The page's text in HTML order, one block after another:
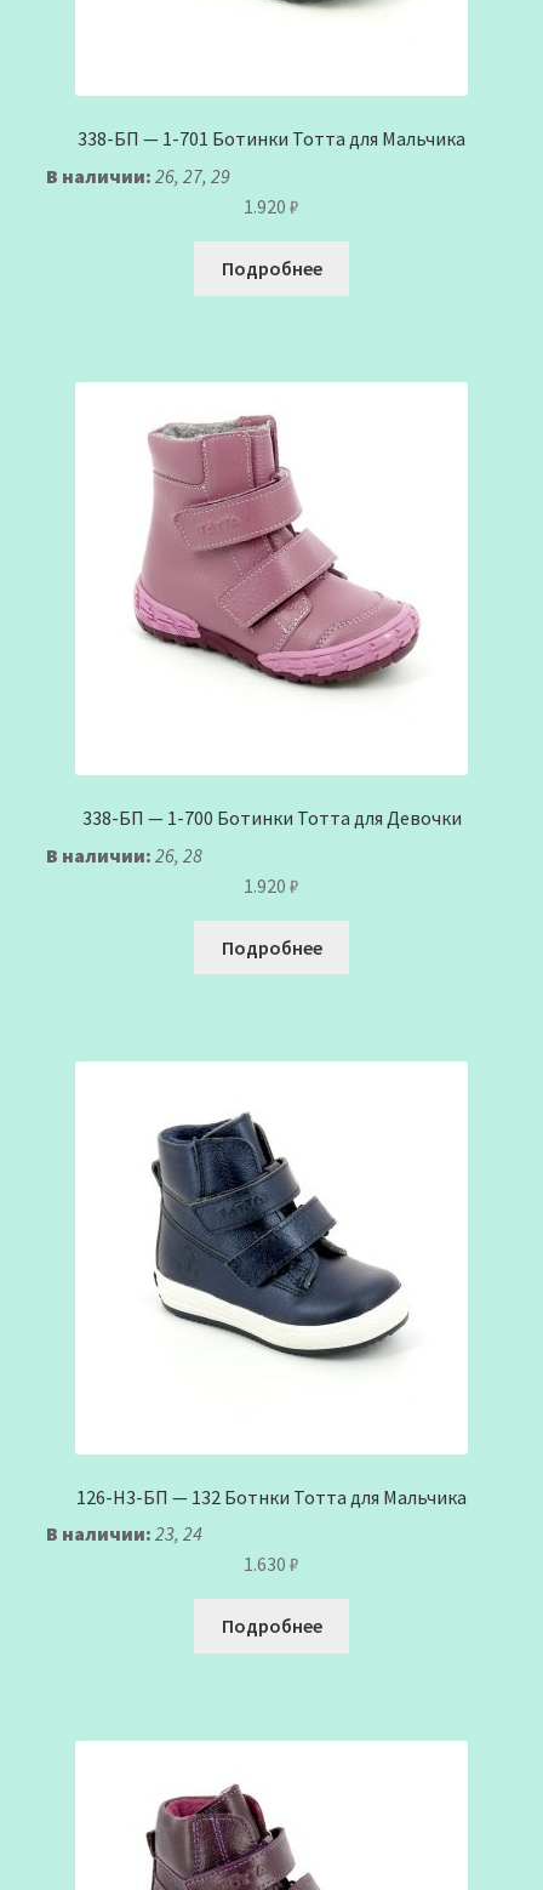
338-БП — 1-701 Ботинки Тотта для Мальчика
В наличии: 26, 27, 29
1.920 ₽
Подробнее
338-БП — 1-700 Ботинки Тотта для Девочки
В наличии: 26, 28
1.920 ₽
Подробнее
126-Н3-БП — 132 Ботнки Тотта для Мальчика
В наличии: 23, 24
1.630 ₽
Подробнее